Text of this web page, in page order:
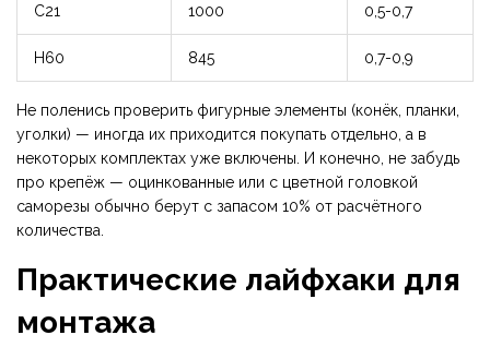
С21 1000 0,5-0,7
Н60 845 0,7-0,9
Не поленись проверить фигурные элементы (конёк, планки,
уголки) — иногда их приходится покупать отдельно, а в
некоторых комплектах уже включены. И конечно, не забудь
про крепёж — оцинкованные или с цветной головкой
саморезы обычно берут с запасом 10% от расчётного
количества.
Практические лайфхаки для
монтажа